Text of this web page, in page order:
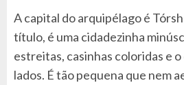
A capital do arquipélago é
título, é uma cidadezinha
estreitas, casinhas coloridas e
lados. É tão pequena que nem